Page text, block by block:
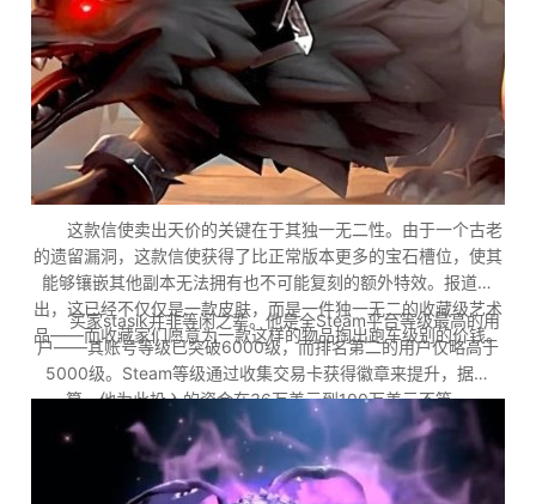
这款信使卖出天价的关键在于其独一无二性。由于一个古老
的遗留漏洞，这款信使获得了比正常版本更多的宝石槽位，使其
能够镶嵌其他副本无法拥有也不可能复刻的额外特效。报道指
出，这已经不仅仅是一款皮肤，而是一件独一无二的收藏级艺术
品——而收藏家们愿意为一款这样的物品掏出跑车级别的价钱。
买家stasik并非等闲之辈。他是全Steam平台等级最高的用
户——其账号等级已突破6000级，而排名第二的用户仅略高于
5000级。Steam等级通过收集交易卡获得徽章来提升，据估
算，他为此投入的资金在36万美元到100万美元不等。